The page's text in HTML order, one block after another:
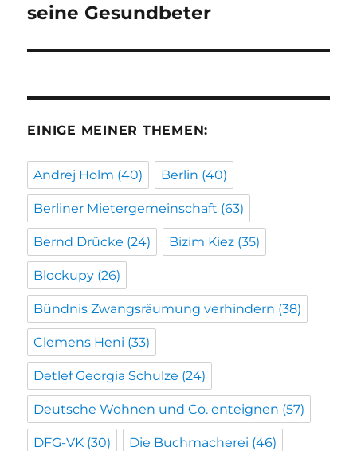
Beitrag:
seine Gesundbeter
EINIGE MEINER THEMEN:
Andrej Holm (40) Berlin (40)
Berliner Mietergemeinschaft (63)
Bernd Drücke (24) Bizim Kiez (35)
Blockupy (26)
Bündnis Zwangsräumung verhindern (38)
Clemens Heni (33)
Detlef Georgia Schulze (24)
Deutsche Wohnen und Co. enteignen (57)
DFG-VK (30) Die Buchmacherei (46)